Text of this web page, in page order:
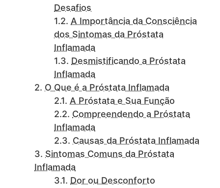
Desafios
A Importância da Consciência
dos Sintomas da Próstata
Inflamada
Desmistificando a Próstata
Inflamada
O Que é a Próstata Inflamada
A Próstata e Sua Função
Compreendendo a Próstata
Inflamada
Causas da Próstata Inflamada
Sintomas Comuns da Próstata
Inflamada
Dor ou Desconforto